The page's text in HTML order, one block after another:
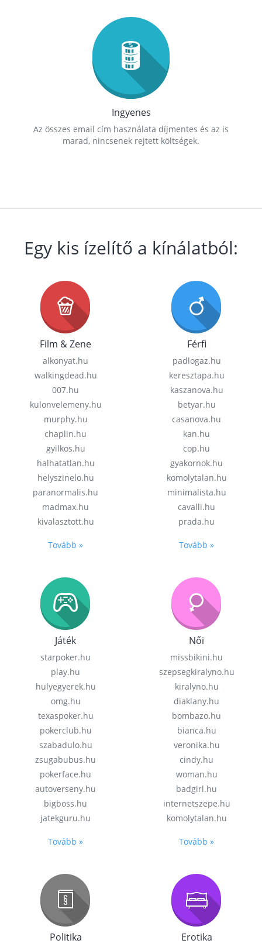
Ingyenes
Az összes email cím használata díjmentes és az is
marad, nincsenek rejtett költségek.
Egy kis ízelítő a kínálatból:
Film & Zene
alkonyat.hu
walkingdead.hu
007.hu
kulonvelemeny.hu
murphy.hu
chaplin.hu
gyilkos.hu
halhatatlan.hu
helyszinelo.hu
paranormalis.hu
madmax.hu
kivalasztott.hu
Tovább »
Férfi
padlogaz.hu
keresztapa.hu
kaszanova.hu
betyar.hu
casanova.hu
kan.hu
cop.hu
gyakornok.hu
komolytalan.hu
minimalista.hu
cavalli.hu
prada.hu
Tovább »
Játék
starpoker.hu
play.hu
hulyegyerek.hu
omg.hu
texaspoker.hu
pokerclub.hu
szabadulo.hu
zsugabubus.hu
pokerface.hu
autoverseny.hu
bigboss.hu
jatekguru.hu
Tovább »
Női
missbikini.hu
szepsegkiralyno.hu
kiralyno.hu
diaklany.hu
bombazo.hu
bianca.hu
veronika.hu
cindy.hu
woman.hu
badgirl.hu
internetszepe.hu
komolytalan.hu
Tovább »
Politika Erotika